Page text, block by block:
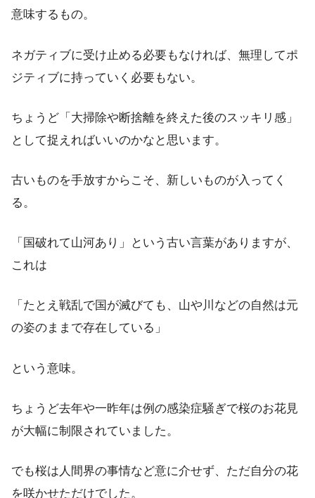
意味するもの。
ネガティブに受け止める必要もなければ、無理してポ
ジティブに持っていく必要もない。
ちょうど「大掃除や断捨離を終えた後のスッキリ感」
として捉えればいいのかなと思います。
古いものを手放すからこそ、新しいものが入ってく
る。
「国破れて山河あり」という古い言葉がありますが、
これは
「たとえ戦乱で国が滅びても、山や川などの自然は元
の姿のままで存在している」
という意味。
ちょうど去年や一昨年は例の感染症騒ぎで桜のお花見
が大幅に制限されていました。
でも桜は人間界の事情など意に介せず、ただ自分の花
を咲かせただけでした。